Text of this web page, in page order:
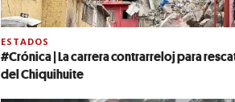
ESTADOS
#Crónica | La carrera contrarreloj para
del Chiquihuite